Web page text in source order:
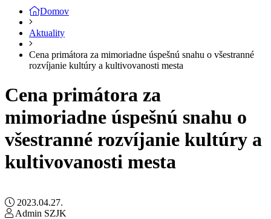
Domov
Aktuality
Cena primátora za mimoriadne úspešnú snahu o všestranné
rozvíjanie kultúry a kultivovanosti mesta
Cena primátora za
mimoriadne úspešnú snahu o
všestranné rozvíjanie kultúry a
kultivovanosti mesta
2023.04.27.
Admin SZJK